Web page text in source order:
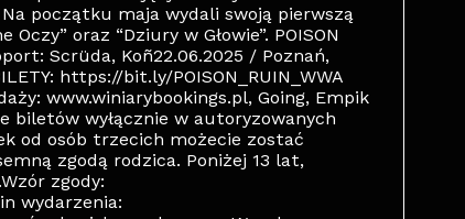
początku maja wydali swoją pierwszą
oraz “Dziury w Głowie”. POISON
Scrüda, Koñ22.06.2025 / Poznań,
https://bit.ly/POISON_RUIN_WWA
www.winiarybookings.pl, Going, Empik
biletów wyłącznie w autoryzowanych
od osób trzecich możecie zostać
zgodą rodzica. Poniżej 13 lat,
zgody:
wydarzenia: